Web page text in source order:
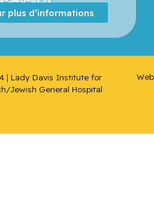
plus d’informations
| Lady Davis Institute for
Jewish General Hospital